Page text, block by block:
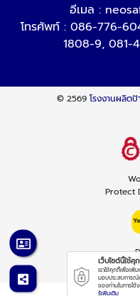
อีเมล :
โทรศัพท์ : 086-776-
1808-9, 081-
© 2569โรงงานผลิต
Protect
เว็บไซต์นี้ใช้คุ
เราใช้คุกกี้เพื่อเพิ่
มอบประสบการ
ของท่านในการใช้
รู้เพิ่มเติม